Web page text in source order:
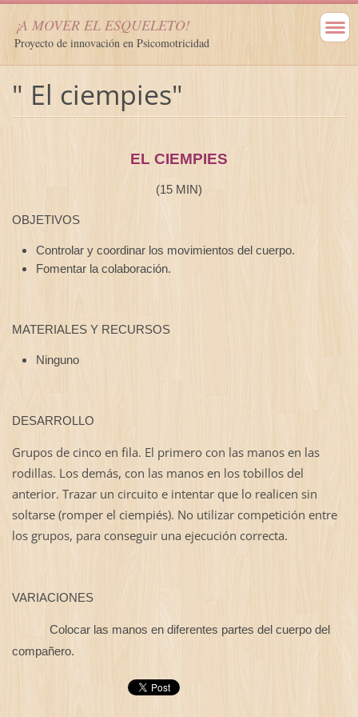
¡A MOVER EL ESQUELETO!
Proyecto de innovación en Psicomotricidad
" El ciempies"
EL CIEMPIES
(15 MIN)
OBJETIVOS
Controlar y coordinar los movimientos del cuerpo.
Fomentar la colaboración.
MATERIALES Y RECURSOS
Ninguno
DESARROLLO
Grupos de cinco en fila. El primero con las manos en las
rodillas. Los demás, con las manos en los tobillos del
anterior. Trazar un circuito e intentar que lo realicen sin
soltarse (romper el ciempiés). No utilizar competición entre
los grupos, para conseguir una ejecución correcta.
VARIACIONES
Colocar las manos en diferentes partes del cuerpo del
compañero.